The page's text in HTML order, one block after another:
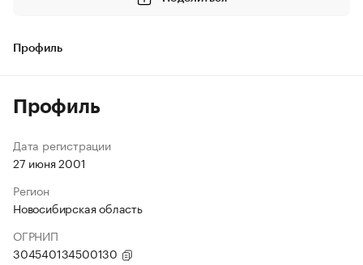
Профиль
Профиль
Дата регистрации
27 июня 2001
Регион
Новосибирская область
ОГРНИП
304540134500130